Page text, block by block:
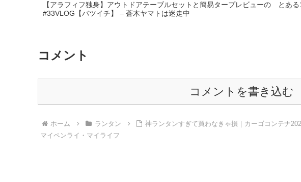
【アラフィフ独身】アウトドアテーブルセットと簡易タープレビューの とあ
#33VLOG【バツイチ】 – 蒼木ヤマトは迷走中
コメント
コメントを書き込む
ホーム ランタン
神ランタンすぎて買わなきゃ損｜カーゴコンテナ
マイペンライ・マイライフ